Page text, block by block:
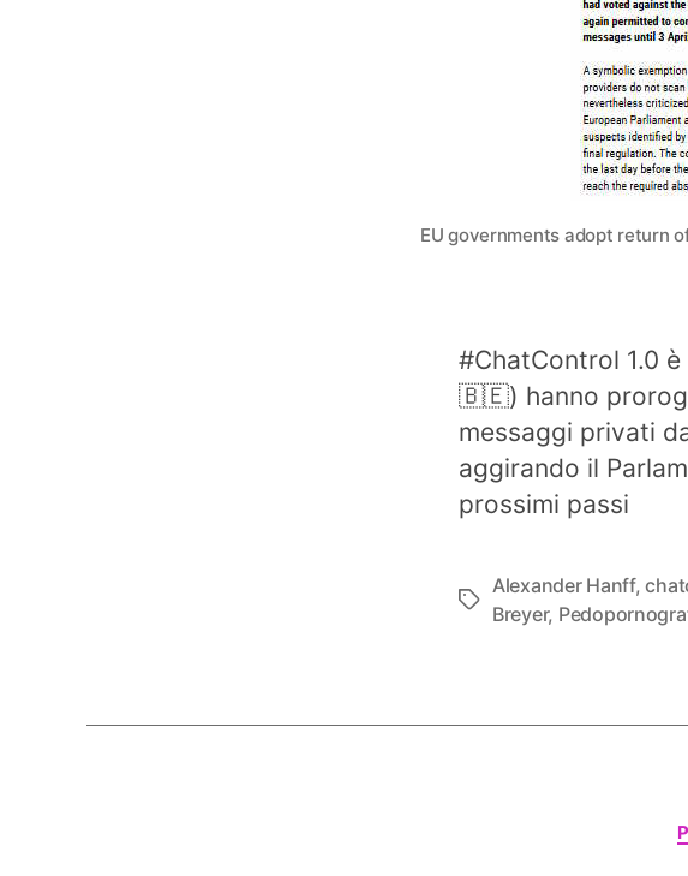
EU governments adopt return
#ChatControl 1.0
🇧🇪) hanno
messaggi privati
aggirando il
prossimi passi
Tag
Alexander Hanff,
Breyer,